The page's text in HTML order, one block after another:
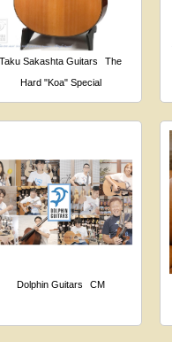
Taku Sakashta Guitars
The
Hard "Koa" Special
Dolphin Guitars CM